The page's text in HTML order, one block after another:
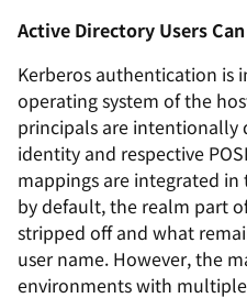
Active Directory Users
Kerberos authentication is
operating system of the
principals are intentionally
identity and respective
mappings are integrated in
by default, the realm part
stripped off and what
user name. However, the
environments with multiple